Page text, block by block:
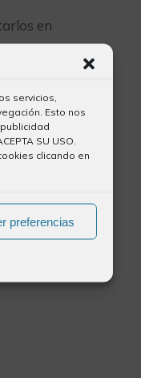
servicios,
Esto nos
SU USO.
clicando en
preferencias
en